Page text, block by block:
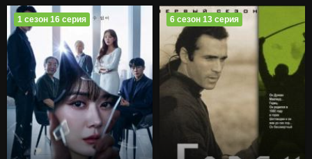
1 сезон 16 серия 6 сезон 13 серия